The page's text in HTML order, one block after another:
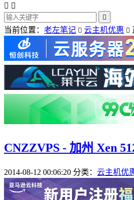
 

当前位置： 老左笔记  云主机优惠 
CNZZVPS - 加州 Xen
2014-08-12 00:06:20 分类： 云主机优